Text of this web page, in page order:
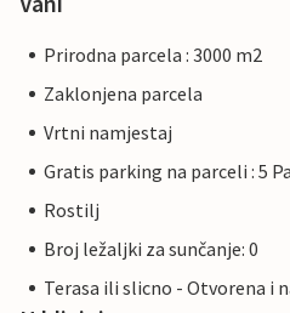
Prirodna parcela : 3000 m2
Zaklonjena parcela
Vrtni namjestaj
Gratis parking na parceli : 5
Rostilj
Broj ležaljki za sunčanje: 0
Terasa ili slicno - Otvorena i